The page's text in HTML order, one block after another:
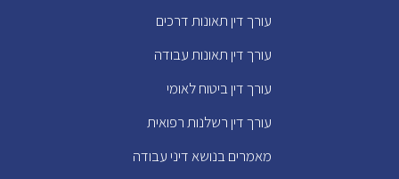
עורך דין תאונות דרכים
עורך דין תאונות עבודה
עורך דין ביטוח לאומי
עורך דין רשלנות רפואית
מאמרים בנושא דיני עבודה